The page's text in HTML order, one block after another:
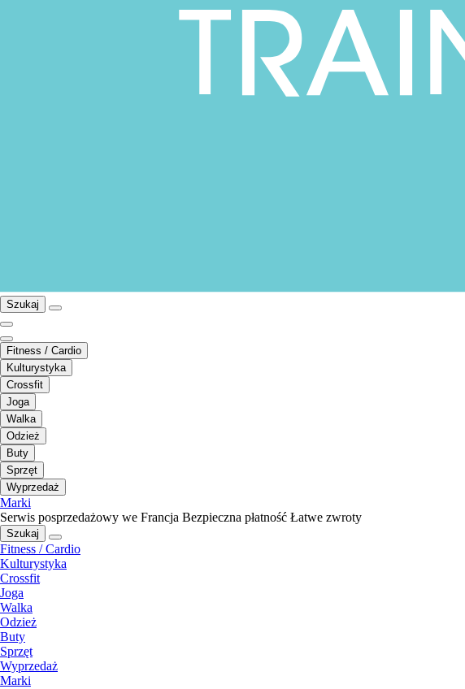
Szukaj
Fitness / Cardio
Kulturystyka
Crossfit
Joga
Walka
Odzież
Buty
Sprzęt
Wyprzedaż
Marki
Serwis posprzedażowy we Francja Bezpieczna płatność Łatwe zwroty
Szukaj
Fitness / Cardio
Kulturystyka
Crossfit
Joga
Walka
Odzież
Buty
Sprzęt
Wyprzedaż
Marki